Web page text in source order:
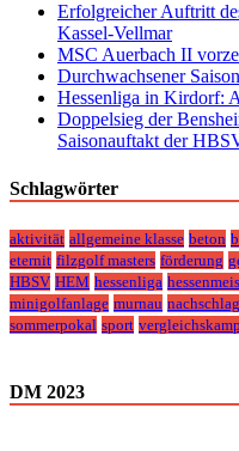
Erfolgreicher Auftritt
Kassel-Vellmar
MSC Auerbach II
Durchwachsener
Hessenliga in Kirdorf:
Doppelsieg der
Saisonauftakt der
Schlagwörter
aktivität allgemeine klasse beton
eternit filzgolf masters förderung
HBSV HEM hessenliga
minigolfanlage murnau
sommerpokal sport
DM 2023